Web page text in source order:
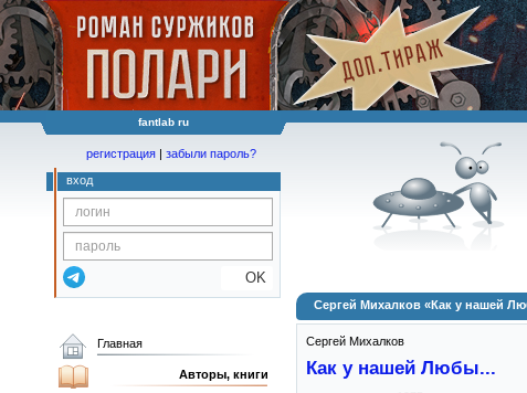
fantlab ru
регистрация | забыли пароль?
вход
OK
Сергей Михалков «Как у нашей
Сергей Михалков
Как у нашей Любы...
Главная
Авторы, книги